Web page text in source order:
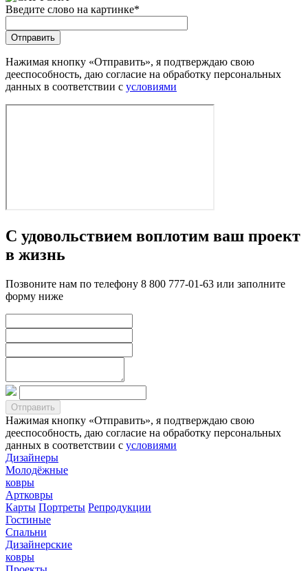
Введите слово на картинке*
Нажимая кнопку «Отправить», я подтверждаю свою
дееспособность, даю согласие на обработку персональных
данных в соответствии с условиями
С удовольствием воплотим ваш проект
в жизнь
Позвоните нам по телефону 8 800 777-01-63 или заполните
форму ниже
Нажимая кнопку «Отправить», я подтверждаю свою
дееспособность, даю согласие на обработку персональных
данных в соответствии с условиями
Дизайнеры
Молодёжные
ковры
Артковры
Карты Портреты Репродукции
Гостиные
Спальни
Дизайнерские
ковры